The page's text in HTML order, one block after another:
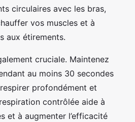
circulaires avec les bras,
vos muscles et à
aux étirements.
cruciale. Maintenez
au moins 30 secondes
profondément et
contrôlée aide à
et à augmenter l’efficacité